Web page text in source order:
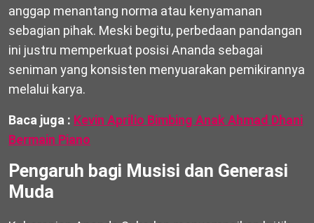
anggap menantang norma atau kenyamanan
sebagian pihak. Meski begitu, perbedaan pandangan
ini justru memperkuat posisi Ananda sebagai
seniman yang konsisten menyuarakan pemikirannya
melalui karya.
Baca juga : Kevin Aprilio Bimbing Anak Ahmad Dhani
Bermain Piano
Pengaruh bagi Musisi dan Generasi
Muda